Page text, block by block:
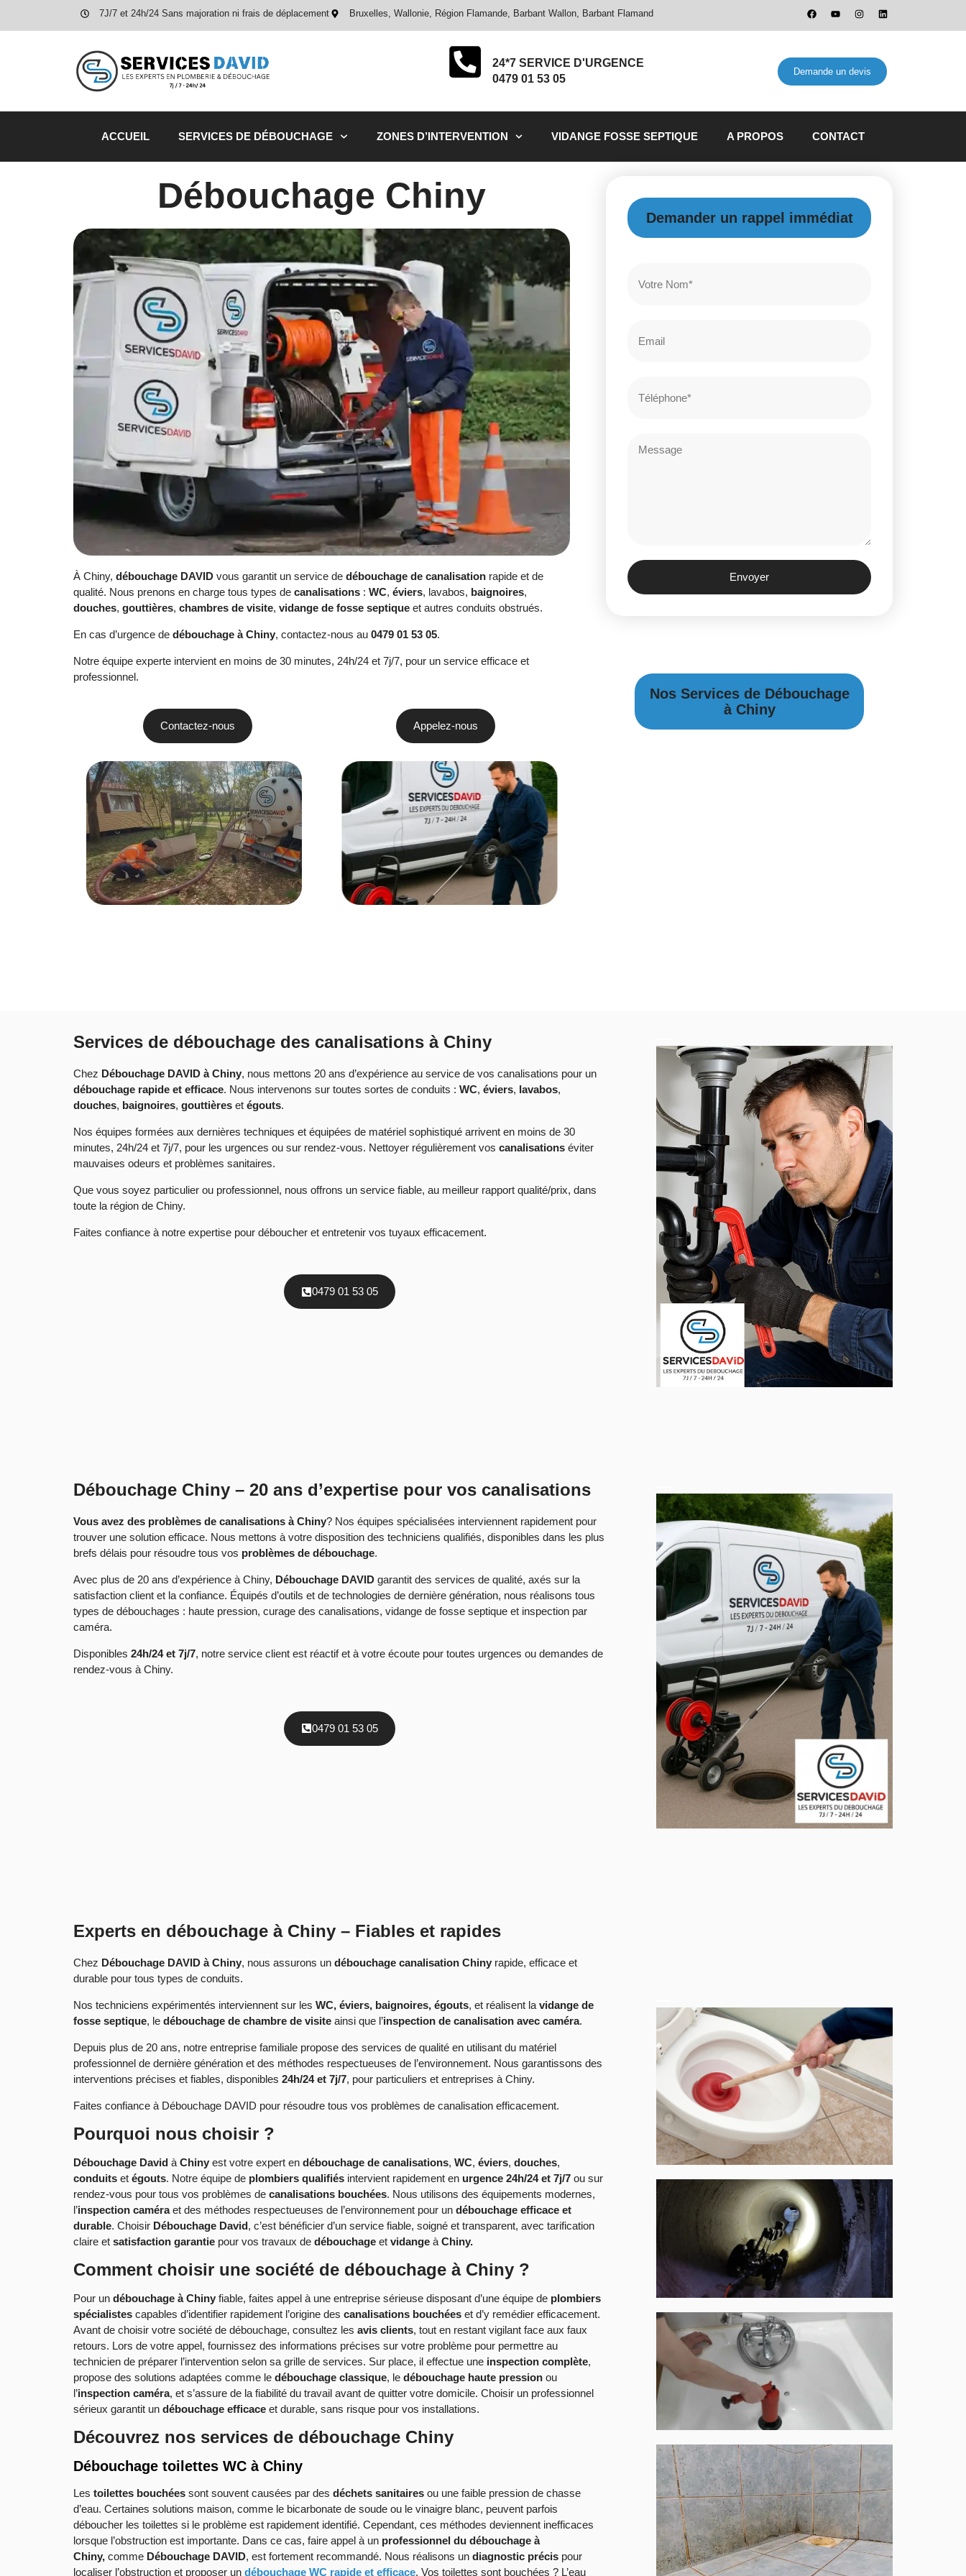
7J/7 et 24h/24 Sans majoration ni frais de déplacement Bruxelles, Wallonie, Région Flamande, Barbant Wallon, Barbant Flamand
24*7 SERVICE D'URGENCE
0479 01 53 05
Demande un devis
ACCUEIL SERVICES DE DÉBOUCHAGE ZONES D’INTERVENTION VIDANGE FOSSE SEPTIQUE A PROPOS CONTACT
Débouchage Chiny
À Chiny, débouchage DAVID vous garantit un service de débouchage de canalisation rapide et de
qualité. Nous prenons en charge tous types de canalisations : WC, éviers, lavabos, baignoires,
douches, gouttières, chambres de visite, vidange de fosse septique et autres conduits obstrués.
En cas d’urgence de débouchage à Chiny, contactez-nous au 0479 01 53 05.
Notre équipe experte intervient en moins de 30 minutes, 24h/24 et 7j/7, pour un service efficace et
professionnel.
Contactez-nous Appelez-nous
Demander un rappel immédiat
Envoyer
Nos Services de Débouchage
à Chiny
Services de débouchage des canalisations à Chiny
Chez Débouchage DAVID à Chiny, nous mettons 20 ans d’expérience au service de vos canalisations pour un
débouchage rapide et efficace. Nous intervenons sur toutes sortes de conduits : WC, éviers, lavabos,
douches, baignoires, gouttières et égouts.
Nos équipes formées aux dernières techniques et équipées de matériel sophistiqué arrivent en moins de 30
minutes, 24h/24 et 7j/7, pour les urgences ou sur rendez-vous. Nettoyer régulièrement vos canalisations éviter
mauvaises odeurs et problèmes sanitaires.
Que vous soyez particulier ou professionnel, nous offrons un service fiable, au meilleur rapport qualité/prix, dans
toute la région de Chiny.
Faites confiance à notre expertise pour déboucher et entretenir vos tuyaux efficacement.
0479 01 53 05
Débouchage Chiny – 20 ans d’expertise pour vos canalisations
Vous avez des problèmes de canalisations à Chiny? Nos équipes spécialisées interviennent rapidement pour
trouver une solution efficace. Nous mettons à votre disposition des techniciens qualifiés, disponibles dans les plus
brefs délais pour résoudre tous vos problèmes de débouchage.
Avec plus de 20 ans d’expérience à Chiny, Débouchage DAVID garantit des services de qualité, axés sur la
satisfaction client et la confiance. Équipés d’outils et de technologies de dernière génération, nous réalisons tous
types de débouchages : haute pression, curage des canalisations, vidange de fosse septique et inspection par
caméra.
Disponibles 24h/24 et 7j/7, notre service client est réactif et à votre écoute pour toutes urgences ou demandes de
rendez-vous à Chiny.
0479 01 53 05
Experts en débouchage à Chiny – Fiables et rapides​
Chez Débouchage DAVID à Chiny, nous assurons un débouchage canalisation Chiny rapide, efficace et
durable pour tous types de conduits.
Nos techniciens expérimentés interviennent sur les WC, éviers, baignoires, égouts, et réalisent la vidange de
fosse septique, le débouchage de chambre de visite ainsi que l’inspection de canalisation avec caméra.
Depuis plus de 20 ans, notre entreprise familiale propose des services de qualité en utilisant du matériel
professionnel de dernière génération et des méthodes respectueuses de l’environnement. Nous garantissons des
interventions précises et fiables, disponibles 24h/24 et 7j/7, pour particuliers et entreprises à Chiny.
Faites confiance à Débouchage DAVID pour résoudre tous vos problèmes de canalisation efficacement.
Pourquoi nous choisir ?
Débouchage David à Chiny est votre expert en débouchage de canalisations, WC, éviers, douches,
conduits et égouts. Notre équipe de plombiers qualifiés intervient rapidement en urgence 24h/24 et 7j/7 ou sur
rendez-vous pour tous vos problèmes de canalisations bouchées. Nous utilisons des équipements modernes,
l’inspection caméraet des méthodes respectueuses de l’environnement pour un débouchage efficace et
durable. Choisir Débouchage David, c’est bénéficier d’un service fiable, soigné et transparent, avec tarification
claire et satisfaction garantie pour vos travaux de débouchage et vidange à Chiny.
Comment choisir une société de débouchage à Chiny ?
Pour un débouchage à Chiny fiable, faites appel à une entreprise sérieuse disposant d’une équipe de plombiers
spécialistes capables d’identifier rapidement l’origine des canalisations bouchées et d’y remédier efficacement.
Avant de choisir votre société de débouchage, consultez les avis clients, tout en restant vigilant face aux faux
retours. Lors de votre appel, fournissez des informations précises sur votre problème pour permettre au
technicien de préparer l’intervention selon sa grille de services. Sur place, il effectue une inspection complète,
propose des solutions adaptées comme le débouchage classique, le débouchage haute pression ou
l’inspection caméra, et s’assure de la fiabilité du travail avant de quitter votre domicile. Choisir un professionnel
sérieux garantit un débouchage efficace et durable, sans risque pour vos installations.
Découvrez nos services de débouchage Chiny
Débouchage toilettes WC à Chiny
Les toilettes bouchées sont souvent causées par des déchets sanitaires ou une faible pression de chasse
d’eau. Certaines solutions maison, comme le bicarbonate de soude ou le vinaigre blanc, peuvent parfois
déboucher les toilettes si le problème est rapidement identifié. Cependant, ces méthodes deviennent inefficaces
lorsque l’obstruction est importante. Dans ce cas, faire appel à un professionnel du débouchage à
Chiny, comme Débouchage DAVID, est fortement recommandé. Nous réalisons un diagnostic précis pour
localiser l’obstruction et proposer un débouchage WC rapide et efficace. Vos toilettes sont bouchées ? L’eau